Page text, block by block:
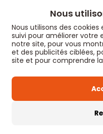
Nous
Nous utilisons des
suivi pour améliorer votre
notre site, pour vous
et des publicités ciblées,
site et pour comprendre